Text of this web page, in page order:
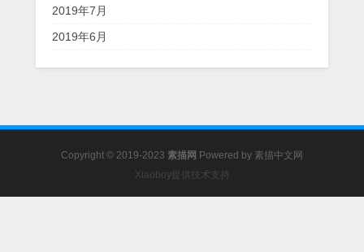
2019年7月
2019年6月
Copyright © 2019-2023 素描网 Powered by 素描中文网
Xiaoboy提供技术支持